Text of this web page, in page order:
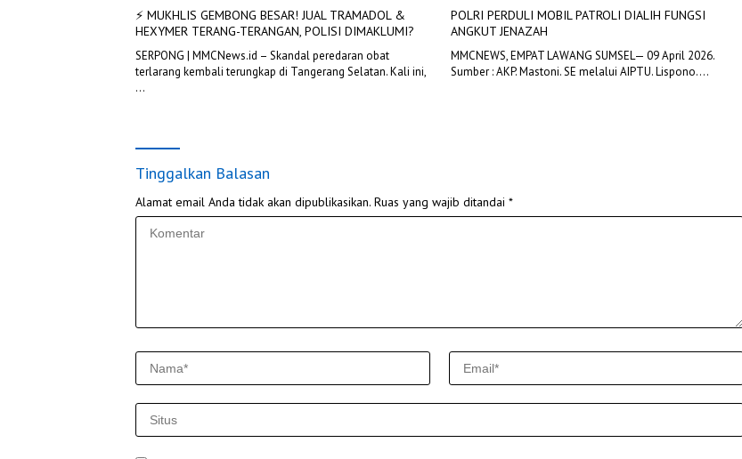
⚡ MUKHLIS GEMBONG BESAR! JUAL TRAMADOL &
HEXYMER TERANG-TERANGAN, POLISI DIMAKLUMI?
SERPONG | MMCNews.id – Skandal peredaran obat
terlarang kembali terungkap di Tangerang Selatan. Kali ini,
…
POLRI PERDULI MOBIL PATROLI DIALIH FUNGSI
ANGKUT JENAZAH
MMCNEWS, EMPAT LAWANG SUMSEL— 09 April 2026.
Sumber : AKP. Mastoni. SE melalui AIPTU. Lispono….
Tinggalkan Balasan
Alamat email Anda tidak akan dipublikasikan. Ruas yang wajib ditandai *